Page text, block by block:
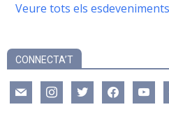
Veure tots els esdeveniments
CONNECTA’T
mail instagramtwitter facebookyoutube